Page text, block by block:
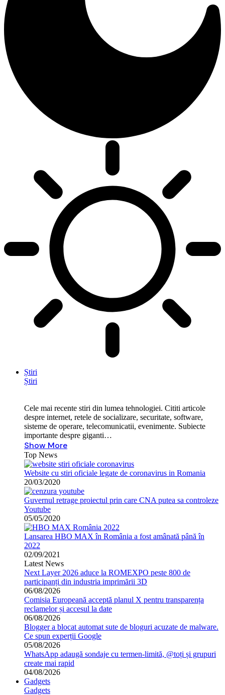
Știri
Știri
Cele mai recente stiri din lumea tehnologiei. Cititi articole
despre internet, retele de socializare, securitate, software,
sisteme de operare, telecomunicatii, evenimente. Subiecte
importante despre giganti…
Show More
Top News
Website cu stiri oficiale legate de coronavirus in Romania
20/03/2020
Guvernul retrage proiectul prin care CNA putea sa controleze
Youtube
05/05/2020
Lansarea HBO MAX în România a fost amânată până în
2022
02/09/2021
Latest News
Next Layer 2026 aduce la ROMEXPO peste 800 de
participanți din industria imprimării 3D
06/08/2026
Comisia Europeană acceptă planul X pentru transparența
reclamelor și accesul la date
06/08/2026
Blogger a blocat automat sute de bloguri acuzate de malware.
Ce spun experții Google
05/08/2026
WhatsApp adaugă sondaje cu termen-limită, @toți și grupuri
create mai rapid
04/08/2026
Gadgets
Gadgets